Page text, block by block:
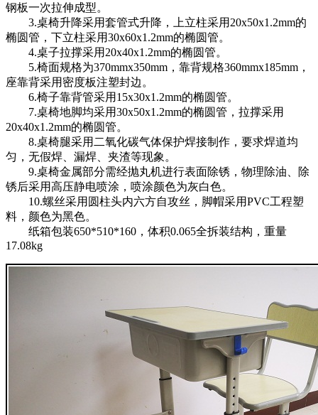
钢板一次拉伸成型。
3.桌椅升降采用套管式升降，上立柱采用20x50x1.2mm的
椭圆管，下立柱采用30x60x1.2mm的椭圆管。
4.桌子拉撑采用20x40x1.2mm的椭圆管。
5.椅面规格为370mmx350mm，靠背规格360mmx185mm，
座靠背采用密度板注塑封边。
6.椅子靠背管采用15x30x1.2mm的椭圆管。
7.桌椅地脚均采用30x50x1.2mm的椭圆管，拉撑采用
20x40x1.2mm的椭圆管。
8.桌椅腿采用二氧化碳气体保护焊接制作，要求焊道均
匀，无假焊、漏焊、夹渣等现象。
9.桌椅金属部分需经抛丸机进行表面除锈，物理除油、除
锈后采用高压静电喷涂，喷涂颜色为灰白色。
10.螺丝采用圆柱头内六方自攻丝，脚帽采用PVC工程塑
料，颜色为黑色。
纸箱包装650*510*160，体积0.065全拆装结构，重量
17.08kg